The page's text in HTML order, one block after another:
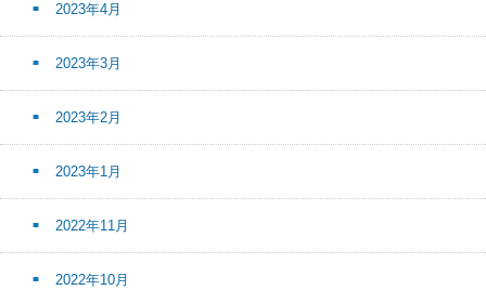
2023年4月
2023年3月
2023年2月
2023年1月
2022年11月
2022年10月